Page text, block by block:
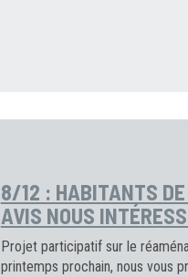
8/12 : HABITANTS DE
AVIS NOUS
Projet participatif sur le
printemps prochain, nous vous